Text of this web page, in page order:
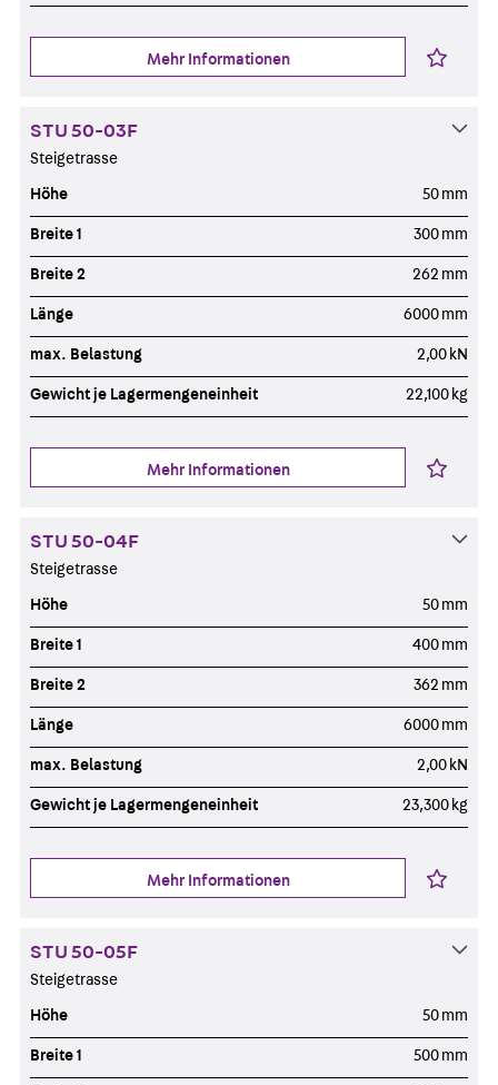
Mehr Informationen
STU 50-03F
Steigetrasse
Höhe 50 mm
Breite 1 300 mm
Breite 2 262 mm
Länge 6000 mm
max. Belastung 2,00 kN
Gewicht je Lagermengeneinheit 22,100 kg
Mehr Informationen
STU 50-04F
Steigetrasse
Höhe 50 mm
Breite 1 400 mm
Breite 2 362 mm
Länge 6000 mm
max. Belastung 2,00 kN
Gewicht je Lagermengeneinheit 23,300 kg
Mehr Informationen
STU 50-05F
Steigetrasse
Höhe 50 mm
Breite 1 500 mm